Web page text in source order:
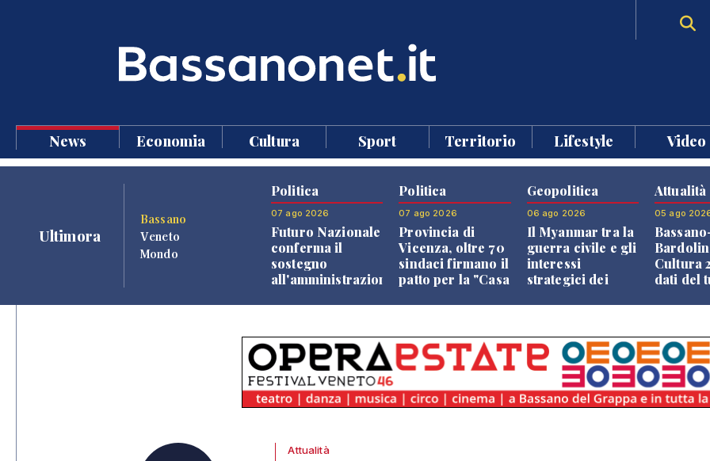
News Economia Cultura Sport Territorio Lifestyle Video
Ultimora
Bassano
Veneto
Mondo
Politica
07 ago 2026
Futuro Nazionale
conferma il
sostegno
all'amministrazione
Politica
07 ago 2026
Provincia di
Vicenza, oltre 70
sindaci firmano il
patto per la "Casa
Geopolitica
06 ago 2026
Il Myanmar tra la
guerra civile e gli
interessi
strategici dei
Attualità
05 ago
Cultura
dati del
Attualità